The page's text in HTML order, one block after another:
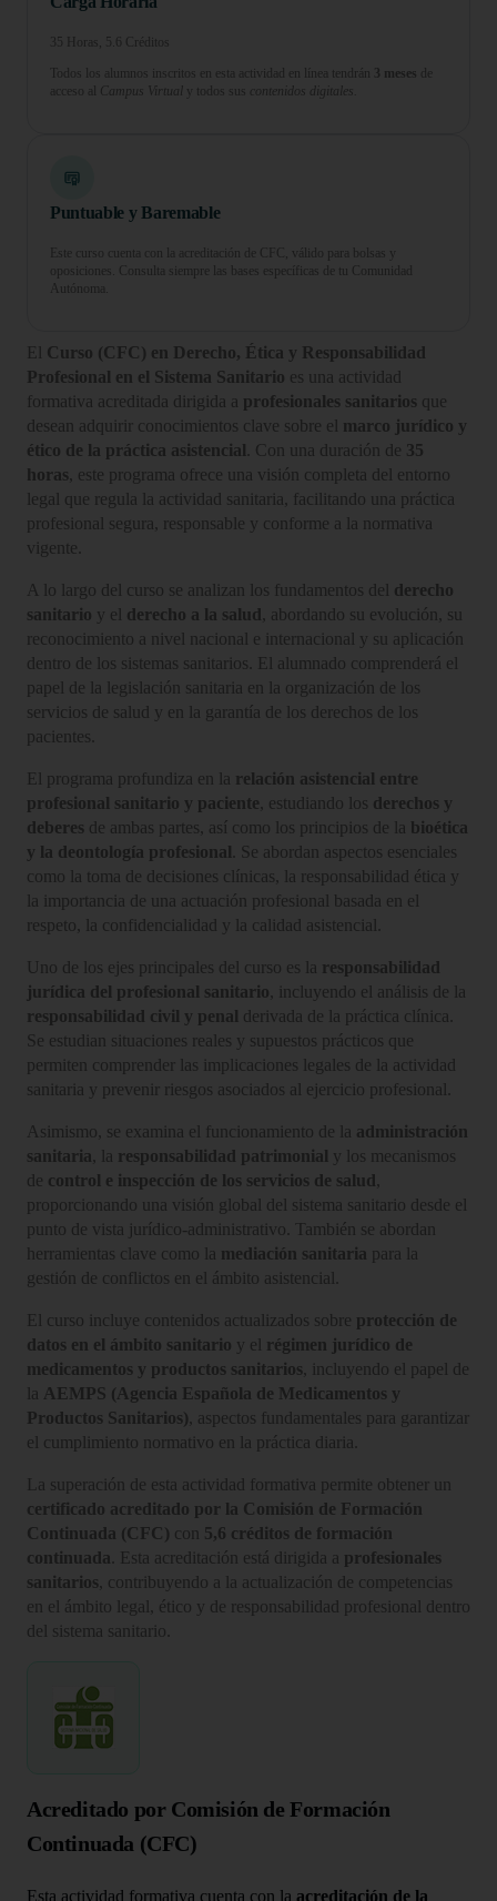
35 Horas, 5.6 Créditos
Todos los alumnos inscritos en esta actividad en línea tendrán 3 meses de
acceso al Campus Virtual y todos sus contenidos digitales.
Puntuable y Baremable
Este curso cuenta con la acreditación de CFC, válido para bolsas y
oposiciones. Consulta siempre las bases específicas de tu Comunidad
Autónoma.
El Curso (CFC) en Derecho, Ética y Responsabilidad
Profesional en el Sistema Sanitario es una actividad
formativa acreditada dirigida a profesionales sanitarios que
desean adquirir conocimientos clave sobre el marco jurídico y
ético de la práctica asistencial . Con una duración de 35
horas , este programa ofrece una visión completa del entorno
legal que regula la actividad sanitaria, facilitando una práctica
profesional segura, responsable y conforme a la normativa
vigente.
A lo largo del curso se analizan los fundamentos del derecho
sanitario y el derecho a la salud , abordando su evolución, su
reconocimiento a nivel nacional e internacional y su aplicación
dentro de los sistemas sanitarios. El alumnado comprenderá el
papel de la legislación sanitaria en la organización de los
servicios de salud y en la garantía de los derechos de los
pacientes.
El programa profundiza en la relación asistencial entre
profesional sanitario y paciente , estudiando los derechos y
deberes de ambas partes, así como los principios de la bioética
y la deontología profesional . Se abordan aspectos esenciales
como la toma de decisiones clínicas, la responsabilidad ética y
la importancia de una actuación profesional basada en el
respeto, la confidencialidad y la calidad asistencial.
Uno de los ejes principales del curso es la responsabilidad
jurídica del profesional sanitario , incluyendo el análisis de la
responsabilidad civil y penal derivada de la práctica clínica.
Se estudian situaciones reales y supuestos prácticos que
permiten comprender las implicaciones legales de la actividad
sanitaria y prevenir riesgos asociados al ejercicio profesional.
Asimismo, se examina el funcionamiento de la administración
sanitaria , la responsabilidad patrimonial y los mecanismos
de control e inspección de los servicios de salud
proporcionando una visión global del sistema sanitario desde el
punto de vista jurídico-administrativo. También se abordan
herramientas clave como la mediación sanitaria para la
gestión de conflictos en el ámbito asistencial.
El curso incluye contenidos actualizados sobre protección de
datos en el ámbito sanitario y el
régimen jurídico de
medicamentos y productos sanitarios , incluyendo el papel de
la AEMPS (Agencia Española de Medicamentos y
Productos Sanitarios) , aspectos fundamentales para garantizar
el cumplimiento normativo en la práctica diaria.
La superación de esta actividad formativa permite obtener un
certificado acreditado por la Comisión de Formación
Continuada (CFC) con 5,6 créditos de formación
continuada . Esta acreditación está dirigida a profesionales
sanitarios , contribuyendo a la actualización de competencias
en el ámbito legal, ético y de responsabilidad profesional dentro
del sistema sanitario.
Acreditado por Comisión de Formación
Continuada (CFC)
Esta actividad formativa cuenta con la acreditación de la